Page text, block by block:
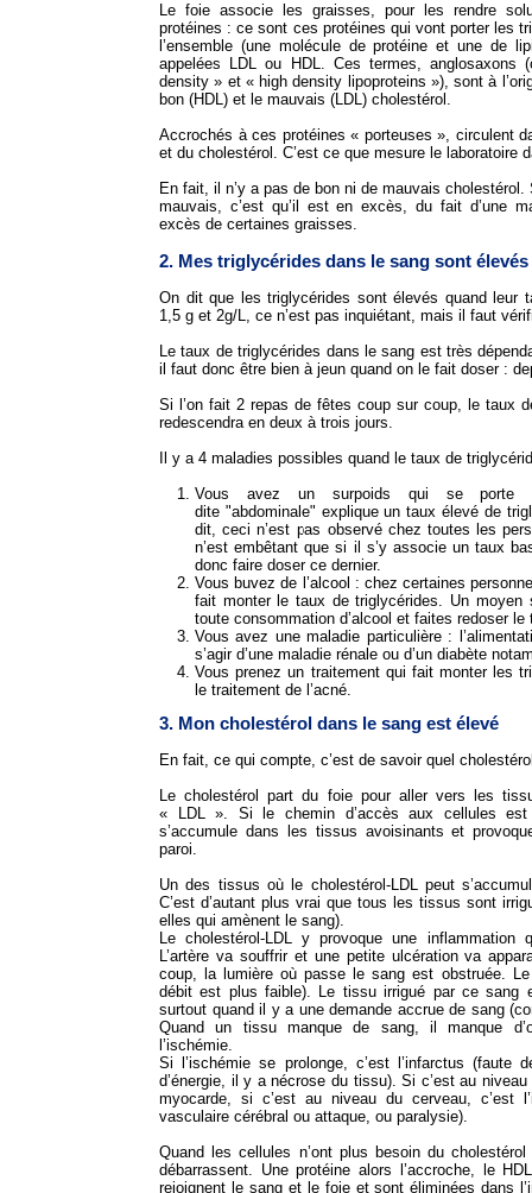
Le foie associe les graisses, pour les rendre
protéines : ce sont ces protéines qui vont porter les
l’ensemble (une molécule de protéine et une de
appelées LDL ou HDL. Ces termes, anglosaxons
density » et « high density lipoproteins »), sont à
bon (HDL) et le mauvais (LDL) cholestérol.
Accrochés à ces protéines « porteuses », circulent
et du cholestérol. C’est ce que mesure le laboratoire
En fait, il n’y a pas de bon ni de mauvais
mauvais, c’est qu’il est en excès, du fait d’une
excès de certaines graisses.
2. Mes triglycérides dans le sang sont élevés
On dit que les triglycérides sont élevés quand leur
1,5 g et 2g/L, ce n’est pas inquiétant, mais il faut
Le taux de triglycérides dans le sang est très
il faut donc être bien à jeun quand on le fait doser :
Si l’on fait 2 repas de fêtes coup sur coup, le taux
redescendra en deux à trois jours.
Il y a 4 maladies possibles quand le taux de
Vous avez un surpoids qui se porte
dite "abdominale" explique un taux élevé de
dit, ceci n’est pas observé chez toutes les
n’est embêtant que si il s’y associe un taux
donc faire doser ce dernier.
Vous buvez de l’alcool : chez certaines
fait monter le taux de triglycérides. Un moyen
toute consommation d’alcool et faites redoser
Vous avez une maladie particulière :
s’agir d’une maladie rénale ou d’un diabète
Vous prenez un traitement qui fait monter les
le traitement de l’acné.
3. Mon cholestérol dans le sang est élevé
En fait, ce qui compte, c’est de savoir quel
Le cholestérol part du foie pour aller vers les
« LDL ». Si le chemin d’accès aux cellules est
s’accumule dans les tissus avoisinants et
paroi.
Un des tissus où le cholestérol-LDL peut
C’est d’autant plus vrai que tous les tissus sont
elles qui amènent le sang).
Le cholestérol-LDL y provoque une inflammation
L’artère va souffrir et une petite ulcération va
coup, la lumière où passe le sang est obstruée.
débit est plus faible). Le tissu irrigué par ce sang
surtout quand il y a une demande accrue de sang
Quand un tissu manque de sang, il manque
l’ischémie.
Si l’ischémie se prolonge, c’est l’infarctus (faute
d’énergie, il y a nécrose du tissu). Si c’est au
myocarde, si c’est au niveau du cerveau, c’est
vasculaire cérébral ou attaque, ou paralysie).
Quand les cellules n’ont plus besoin du cholestérol
débarrassent. Une protéine alors l’accroche, le
rejoignent le sang et le foie et sont éliminées dans